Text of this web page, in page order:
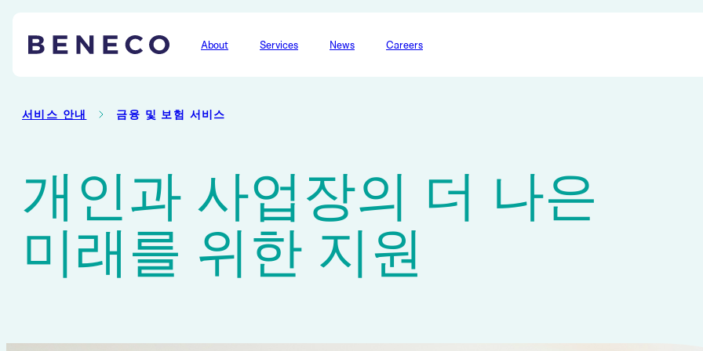
About Services News Careers
서비스 안내 금융 및 보험 서비스
개인과 사업장의 더 나은
미래를 위한 지원